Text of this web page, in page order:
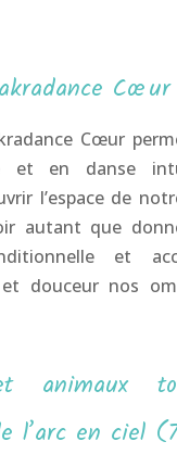
Cœur
Cœur
et en danse
l’espace de
autant que
et
et douceur nos
animaux
l’arc en ciel